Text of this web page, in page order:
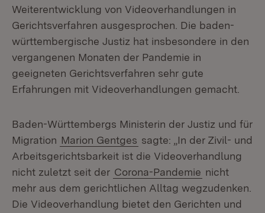
Weiterentwicklung von Videoverhandlungen in
Gerichtsverfahren ausgesprochen. Die baden-
württembergische Justiz hat insbesondere in den
vergangenen Monaten der Pandemie in
geeigneten Gerichtsverfahren sehr gute
Erfahrungen mit Videoverhandlungen gemacht.
Baden-Württembergs Ministerin der Justiz und für
Migration Marion Gentges sagte: „In der Zivil- und
Arbeitsgerichtsbarkeit ist die Videoverhandlung
nicht zuletzt seit der Corona-Pandemie nicht
mehr aus dem gerichtlichen Alltag wegzudenken.
Die Videoverhandlung bietet den Gerichten und